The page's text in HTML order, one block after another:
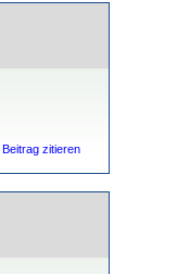
Beitrag zitieren